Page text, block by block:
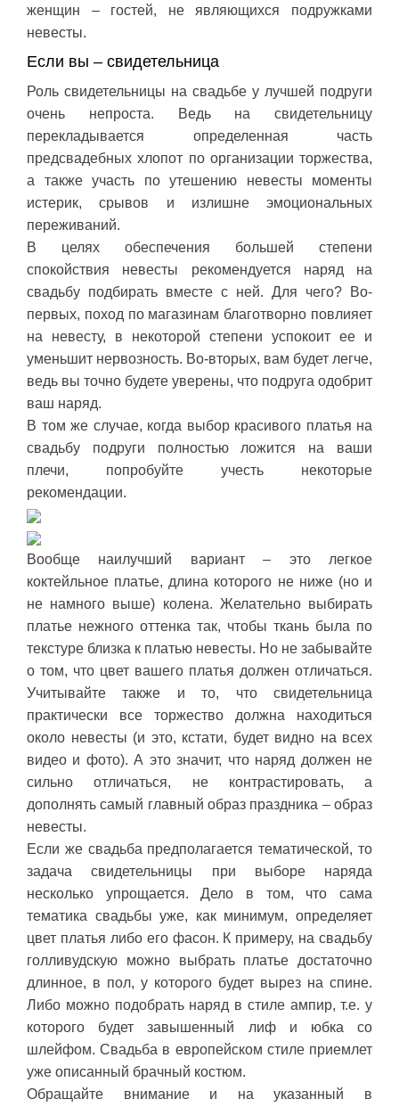
женщин – гостей, не являющихся подружками
невесты.
Если вы – свидетельница
Роль свидетельницы на свадьбе у лучшей подруги
очень непроста. Ведь на свидетельницу
перекладывается определенная часть
предсвадебных хлопот по организации торжества,
а также участь по утешению невесты моменты
истерик, срывов и излишне эмоциональных
переживаний.
В целях обеспечения большей степени
спокойствия невесты рекомендуется наряд на
свадьбу подбирать вместе с ней. Для чего? Во-
первых, поход по магазинам благотворно повлияет
на невесту, в некоторой степени успокоит ее и
уменьшит нервозность. Во-вторых, вам будет легче,
ведь вы точно будете уверены, что подруга одобрит
ваш наряд.
В том же случае, когда выбор красивого платья на
свадьбу подруги полностью ложится на ваши
плечи, попробуйте учесть некоторые
рекомендации.
Вообще наилучший вариант – это легкое
коктейльное платье, длина которого не ниже (но и
не намного выше) колена. Желательно выбирать
платье нежного оттенка так, чтобы ткань была по
текстуре близка к платью невесты. Но не забывайте
о том, что цвет вашего платья должен отличаться.
Учитывайте также и то, что свидетельница
практически все торжество должна находиться
около невесты (и это, кстати, будет видно на всех
видео и фото). А это значит, что наряд должен не
сильно отличаться, не контрастировать, а
дополнять самый главный образ праздника – образ
невесты.
Если же свадьба предполагается тематической, то
задача свидетельницы при выборе наряда
несколько упрощается. Дело в том, что сама
тематика свадьбы уже, как минимум, определяет
цвет платья либо его фасон. К примеру, на свадьбу
голливудскую можно выбрать платье достаточно
длинное, в пол, у которого будет вырез на спине.
Либо можно подобрать наряд в стиле ампир, т.е. у
которого будет завышенный лиф и юбка со
шлейфом. Свадьба в европейском стиле приемлет
уже описанный брачный костюм.
Обращайте внимание и на указанный в